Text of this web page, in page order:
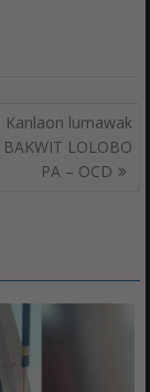
Kanlaon lumawak
LOLOBO
PA – OCD